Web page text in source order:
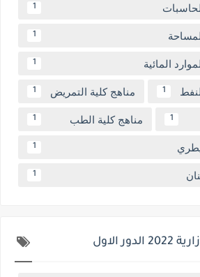
1
1
المائية 1
1 مناهج كلية التمريض 1
1 مناهج كلية الطب 1
1
1
الاول